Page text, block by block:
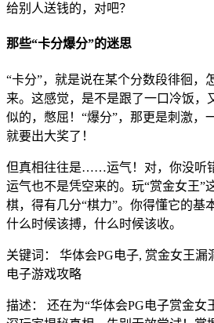
给别人送钱的，对吧？
那些“卡分爆分”的迷思
“卡分”，就是说在某个分数段徘徊，
来。这感觉，是不是跟了一口冷饭，
似的，憋屈！“爆分”，那更是刺激，
就要出大奖了！
但真相往往是……运气！对，你没听
运气也不是凭空来的。玩“赏金女王”
棋，得有几分“棋力”。你得懂它的基
什么时候该搏，什么时候该收。
关键词： 华体会PG电子, 赏金女王漏
电子游戏攻略
描述： 还在为“华体会PG电子赏金女